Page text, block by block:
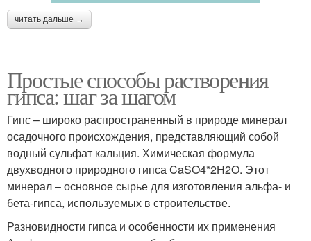
читать дальше →
Простые способы растворения
гипса: шаг за шагом
Гипс – широко распространенный в природе минерал
осадочного происхождения, представляющий собой
водный сульфат кальция. Химическая формула
двухводного природного гипса CaSO4*2H2O. Этот
минерал – основное сырье для изготовления альфа- и
бета-гипса, используемых в строительстве.
Разновидности гипса и особенности их применения